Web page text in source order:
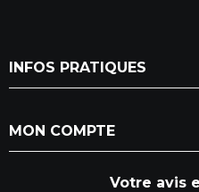
INFOS PRATIQUES
MON COMPTE
Votre avis